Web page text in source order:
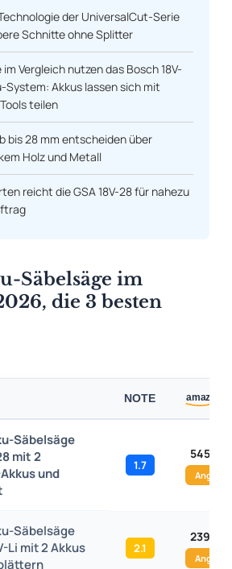
der UniversalCut-Serie
Schnitte ohne Splitter
Vergleich nutzen das Bosch 18V-
System: Akkus lassen sich mit
teilen
bis 28 mm entscheiden über
Holz und Metall
reicht die GSA 18V-28 für nahezu
Säbelsäge im
die 3 besten
NOTE
Säbelsäge
mit 2
und
1.7
545,00
Angebot
Säbelsäge
Li mit 2 Akkus
2.1
239,00
Angebot